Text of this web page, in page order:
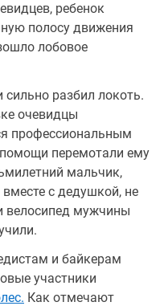
ребенок
полосу движения
лобовое
разбил локоть.
очевидцы
профессиональным
перемотали ему
мальчик,
с дедушкой, не
велосипед мужчины
и байкерам
участники
Как отмечают